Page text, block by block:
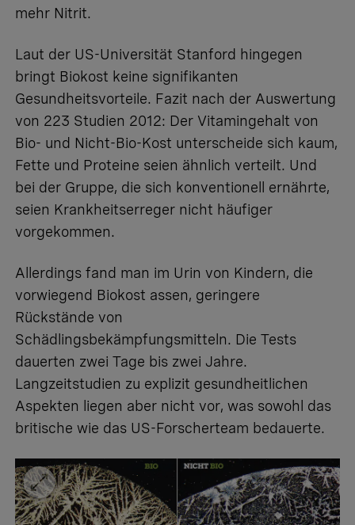
mehr Nitrit.
Laut der US-Universität Stanford hingegen
bringt Biokost keine signifikanten
Gesundheitsvorteile. Fazit nach der Auswertung
von 223 Studien 2012: Der Vitamingehalt von
Bio- und Nicht-Bio-Kost unterscheide sich kaum,
Fette und Proteine seien ähnlich verteilt. Und
bei der Gruppe, die sich konventionell ernährte,
seien Krankheitserreger nicht häufiger
vorgekommen.
Allerdings fand man im Urin von Kindern, die
vorwiegend Biokost assen, geringere
Rückstände von
Schädlingsbekämpfungsmitteln. Die Tests
dauerten zwei Tage bis zwei Jahre.
Langzeitstudien zu explizit gesundheitlichen
Aspekten liegen aber nicht vor, was sowohl das
britische wie das US-Forscherteam bedauerte.